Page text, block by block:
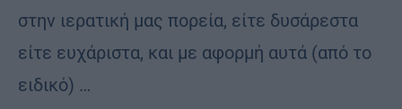
στην ιερατική μας πορεία, είτε δυσάρεστα
είτε ευχάριστα, και με αφορμή αυτά (από το
ειδικό) …